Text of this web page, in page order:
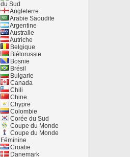
du Sud
Angleterre
Arabie Saoudite
Argentine
Australie
Autriche
Belgique
Biélorussie
Bosnie
Brésil
Bulgarie
Canada
Chili
Chine
Chypre
Colombie
Corée du Sud
Coupe du Monde
Coupe du Monde
Féminine
Croatie
Danemark